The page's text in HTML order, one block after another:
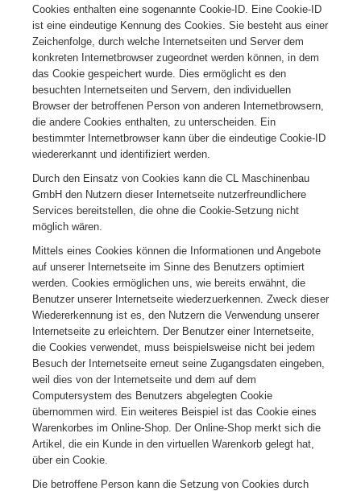
Cookies enthalten eine sogenannte Cookie-ID. Eine Cookie-ID
ist eine eindeutige Kennung des Cookies. Sie besteht aus einer
Zeichenfolge, durch welche Internetseiten und Server dem
konkreten Internetbrowser zugeordnet werden können, in dem
das Cookie gespeichert wurde. Dies ermöglicht es den
besuchten Internetseiten und Servern, den individuellen
Browser der betroffenen Person von anderen Internetbrowsern,
die andere Cookies enthalten, zu unterscheiden. Ein
bestimmter Internetbrowser kann über die eindeutige Cookie-ID
wiedererkannt und identifiziert werden.
Durch den Einsatz von Cookies kann die CL Maschinenbau
GmbH den Nutzern dieser Internetseite nutzerfreundlichere
Services bereitstellen, die ohne die Cookie-Setzung nicht
möglich wären.
Mittels eines Cookies können die Informationen und Angebote
auf unserer Internetseite im Sinne des Benutzers optimiert
werden. Cookies ermöglichen uns, wie bereits erwähnt, die
Benutzer unserer Internetseite wiederzuerkennen. Zweck dieser
Wiedererkennung ist es, den Nutzern die Verwendung unserer
Internetseite zu erleichtern. Der Benutzer einer Internetseite,
die Cookies verwendet, muss beispielsweise nicht bei jedem
Besuch der Internetseite erneut seine Zugangsdaten eingeben,
weil dies von der Internetseite und dem auf dem
Computersystem des Benutzers abgelegten Cookie
übernommen wird. Ein weiteres Beispiel ist das Cookie eines
Warenkorbes im Online-Shop. Der Online-Shop merkt sich die
Artikel, die ein Kunde in den virtuellen Warenkorb gelegt hat,
über ein Cookie.
Die betroffene Person kann die Setzung von Cookies durch